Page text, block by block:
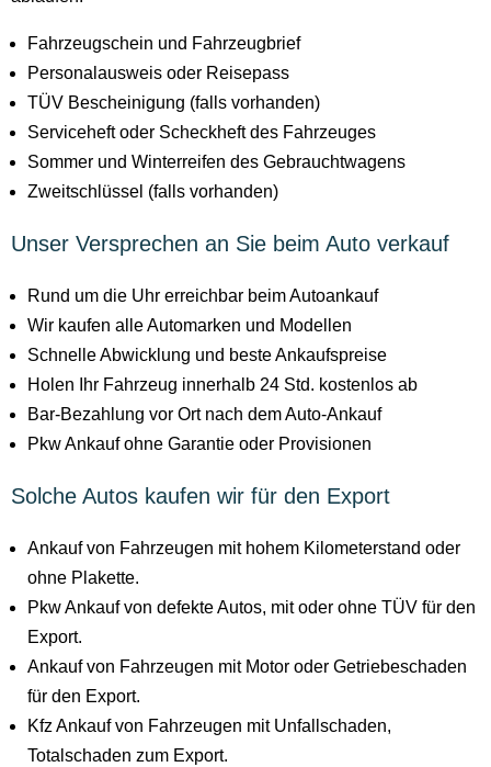
Fahrzeugschein und Fahrzeugbrief
Personalausweis oder Reisepass
TÜV Bescheinigung (falls vorhanden)
Serviceheft oder Scheckheft des Fahrzeuges
Sommer und Winterreifen des Gebrauchtwagens
Zweitschlüssel (falls vorhanden)
Unser Versprechen an Sie beim Auto verkauf
Rund um die Uhr erreichbar beim Autoankauf
Wir kaufen alle Automarken und Modellen
Schnelle Abwicklung und beste Ankaufspreise
Holen Ihr Fahrzeug innerhalb 24 Std. kostenlos ab
Bar-Bezahlung vor Ort nach dem Auto-Ankauf
Pkw Ankauf ohne Garantie oder Provisionen
Solche Autos kaufen wir für den Export
Ankauf von Fahrzeugen mit hohem Kilometerstand oder
ohne Plakette.
Pkw Ankauf von defekte Autos, mit oder ohne TÜV für den
Export.
Ankauf von Fahrzeugen mit Motor oder Getriebeschaden
für den Export.
Kfz Ankauf von Fahrzeugen mit Unfallschaden,
Totalschaden zum Export.